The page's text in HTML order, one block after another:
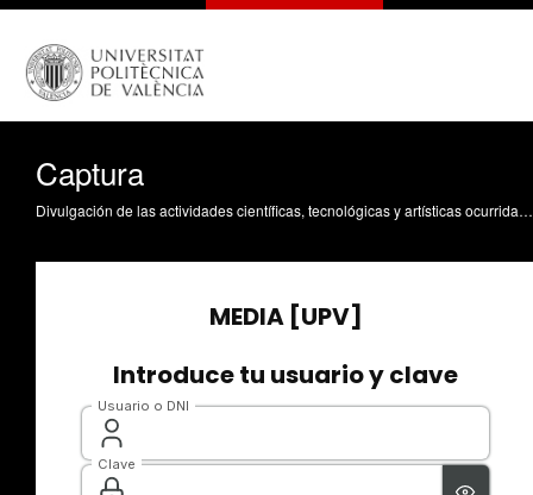
Captura
Divulgación de las actividades científicas, tecnológicas y artísticas ocurridas en los tres campus de la UPV